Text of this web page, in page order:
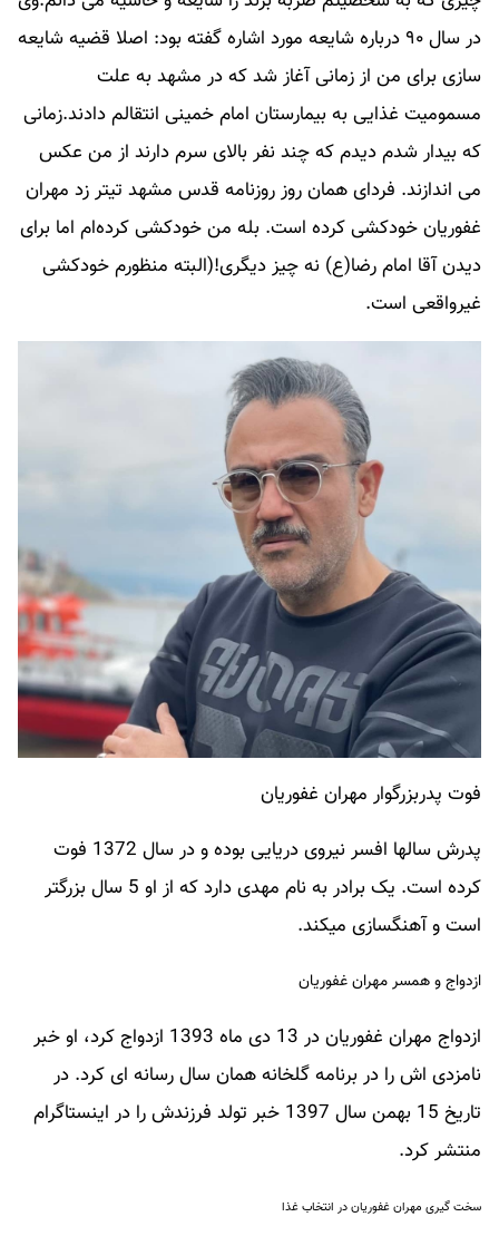
در سال ۹۰ درباره شایعه مورد اشاره گفته بود: اصلا قضیه شایعه
سازی برای من از زمانی آغاز شد که در مشهد به علت
مسمومیت غذایی به بیمارستان امام خمینی انتقالم دادند.زمانی
که بیدار شدم دیدم که چند نفر بالای سرم دارند از من عکس
می اندازند. فردای همان روز روزنامه قدس مشهد تیتر زد مهران
غفوریان خودکشی کرده است. بله من خودکشی کرده‌ام اما برای
دیدن آقا امام رضا(ع) نه چیز دیگری!(البته منظورم خودکشی
غیرواقعی است.
فوت پدربزرگوار مهران غفوریان
پدرش سالها افسر نیروی دریایی بوده و در سال 1372 فوت
کرده است. یک برادر به نام مهدی دارد که از او 5 سال بزرگتر
است و آهنگسازی میکند.
ازدواج و همسر مهران غفوریان
ازدواج مهران غفوریان در 13 دی ماه 1393 ازدواج کرد، او خبر
نامزدی اش را در برنامه گلخانه همان سال رسانه ای کرد. در
تاریخ 15 بهمن سال 1397 خبر تولد فرزندش را در اینستاگرام
منتشر کرد.
سخت گیری مهران غفوریان در انتخاب غذا